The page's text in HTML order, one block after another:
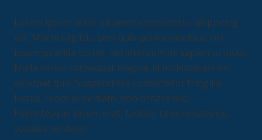
Lorem ipsum dolor sit amet, consectetur adipiscing
elit. Morbi sagittis, sem quis lacinia faucibus, orci
ipsum gravida tortor, vel interdum mi sapien ut justo.
Nulla varius consequat magna, id molestie ipsum
volutpat quis. Suspendisse consectetur fringilla
luctus. Fusce id mi diam, non ornare orci.
Pellentesque ipsum erat, facilisis ut venenatis eu,
sodales vel dolor.